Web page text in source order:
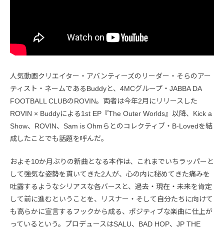
人気動画クリエイター・アバンティーズのリーダー・そらのアー
ティスト・ネームであるBuddyと、4MCグループ・JABBA DA
FOOTBALL CLUBのROVIN。両者は今年2月にリリースした
ROVIN × Buddyによる1st EP『The Outer Worlds』以降、Kick a
Show、ROVIN、Sam is Ohmらとのコレクティブ・B-Lovedを結
成したことでも話題を呼んだ。
およそ10か月ぶりの新曲となる本作は、これまでいちラッパーと
して強気な姿勢を貫いてきた2人が、心の内に秘めてきた痛みを
吐露するようなシリアスな各バースと、過去・現在・未来を肯定
して前に進むということを、リスナー・そして自分たちに向けて
も高らかに宣言するフックから成る、ポジティブな楽曲に仕上が
っているという。プロデュースはSALU、BAD HOP、JP THE